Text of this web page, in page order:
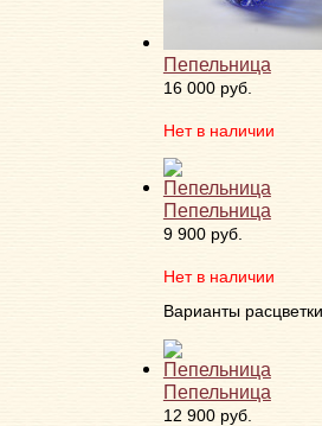
Пепельница
16 000 руб.
Нет в наличии
Пепельница
9 900 руб.
Нет в наличии
Варианты расцветки
Пепельница
12 900 руб.